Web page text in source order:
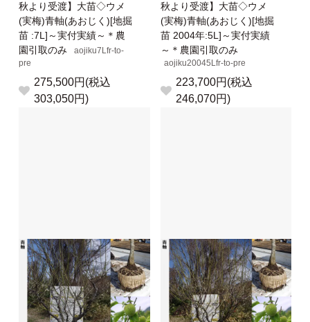
秋より受渡】大苗◇ウメ
(実梅)青軸(あおじく)[地掘
苗 :7L]～実付実績～＊農
園引取のみ
aojiku7Lfr-to-
pre
275,500円(税込
303,050円)
秋より受渡】大苗◇ウメ
(実梅)青軸(あおじく)[地掘
苗 2004年:5L]～実付実績
～＊農園引取のみ
aojiku20045Lfr-to-pre
223,700円(税込
246,070円)